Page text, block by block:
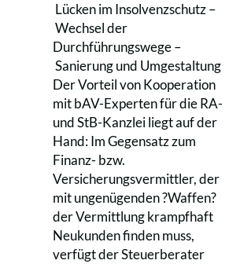
Lücken im Insolvenzschutz –
Wechsel der
Durchführungswege –
Sanierung und Umgestaltung
Der Vorteil von Kooperation
mit bAV-Experten für die RA-
und StB-Kanzlei liegt auf der
Hand: Im Gegensatz zum
Finanz- bzw.
Versicherungsvermittler, der
mit ungenügenden ?Waffen?
der Vermittlung krampfhaft
Neukunden finden muss,
verfügt der Steuerberater